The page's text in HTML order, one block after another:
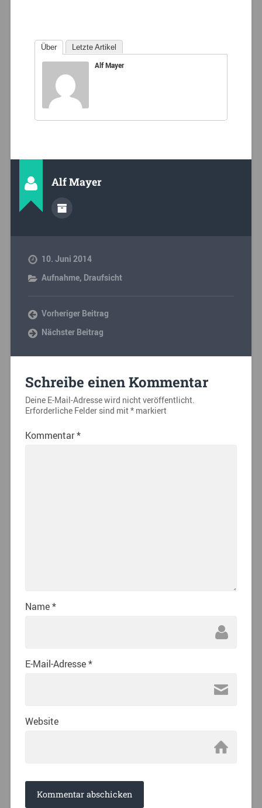
Über Letzte Artikel
Alf Mayer
Alf Mayer
10. Juni 2014
Aufnahme, Draufsicht
Vorheriger Beitrag
Nächster Beitrag
Schreibe einen Kommentar
Deine E-Mail-Adresse wird nicht veröffentlicht.
Erforderliche Felder sind mit*markiert
Kommentar*
Name*
E-Mail-Adresse*
Website